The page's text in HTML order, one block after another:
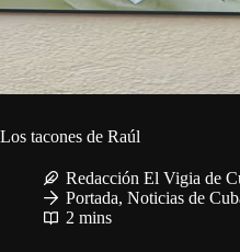
Los tacones de Raúl
Redacción El Vigia de
Portada, Noticias de
2 mins